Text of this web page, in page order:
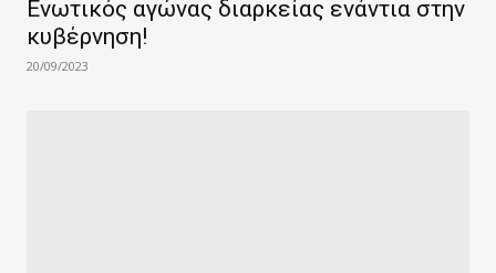
Ενωτικός αγώνας διαρκείας ενάντια στην
κυβέρνηση!
20/09/2023